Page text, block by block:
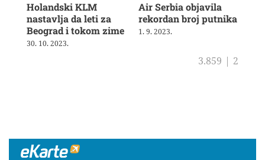
Holandski KLM
nastavlja da leti za
Beograd i tokom zime
30. 10. 2023.
Air Serbia objavila
rekordan broj putnika
1. 9. 2023.
3.859 | 2